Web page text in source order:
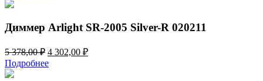
Диммер Arlight SR-2005 Silver-R 020211
5 378,00₽ Первоначальная
цена
составляла
4 302,00 ₽Текущая
Подробнее